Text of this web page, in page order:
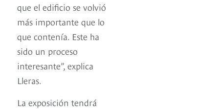
que el edificio se volvió
más importante que lo
que contenía. Este ha
sido un proceso
interesante”, explica
Lleras.
La exposición tendrá